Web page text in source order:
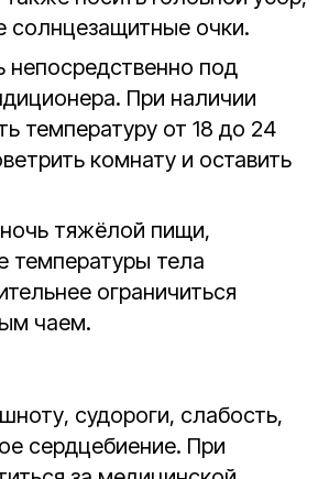
солнцезащитные очки.
под
При наличии
температуру от 18 до 24
комнату и оставить
тяжёлой пищи,
температуры тела
ограничиться
чаем.
судороги, слабость,
сердцебиение. При